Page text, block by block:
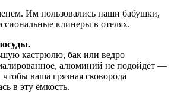
Им пользовались наши бабушки,
клинеры в отелях.
кастрюлю, бак или ведро
алюминий не подойдёт —
чтобы ваша грязная сковорода
в эту ёмкость.